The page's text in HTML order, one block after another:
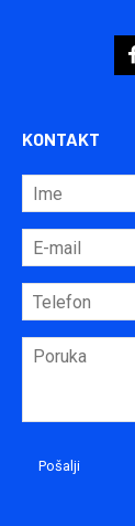
KONTAKT